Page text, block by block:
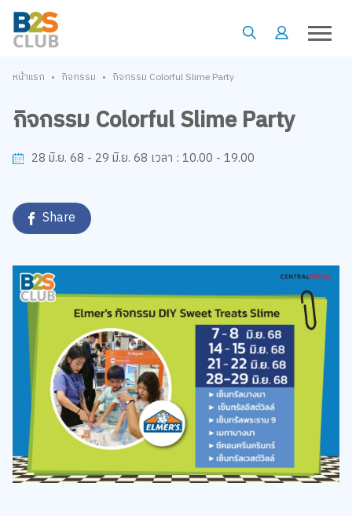
หน้าแรก • กิจกรรม • กิจกรรม Colorful Slime Party
กิจกรรม Colorful Slime Party
28 มิ.ย. 68 - 29 มิ.ย. 68 เวลา : 10.00 - 19.00
Share